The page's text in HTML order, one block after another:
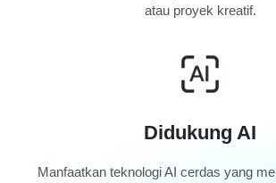
atau proyek kreatif.
Didukung AI
Manfaatkan teknologi AI cerdas yang